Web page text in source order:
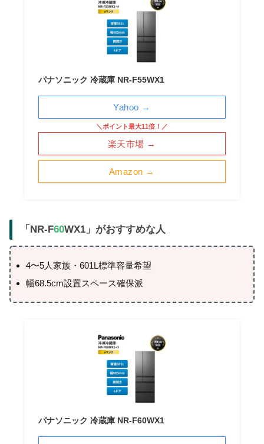
パナソニック 冷蔵庫 NR-F55WX1
Amazon →
＼ポイント最大11倍！／
楽天市場 →
Yahoo →
「NR-F60WX1」がおすすめな人
4〜5人家族・601L標準容量希望
幅68.5cm設置スペース確保派
パナソニック 冷蔵庫 NR-F60WX1